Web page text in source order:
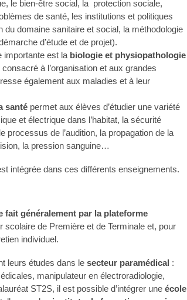
le bien-être social, la protection sociale,
de santé, les institutions et politiques
du domaine sanitaire et social, la méthodologie
d’étude et de projet).
importante est la biologie et physiopathologie
à l’organisation et aux grandes
également aux maladies et à leur
santépermet aux élèves d’étudier une variété
et électrique dans l’habitat, la sécurité
processus de l’audition, la propagation de la
la pression sanguine…
intégrée dans ces différents enseignements.
fait généralement par la plateforme
scolaire de Première et de Terminale et, pour
individuel.
leurs études dans le secteur paramédical :
manipulateur en électroradiologie,
ST2S, il est possible d’intégrer une école